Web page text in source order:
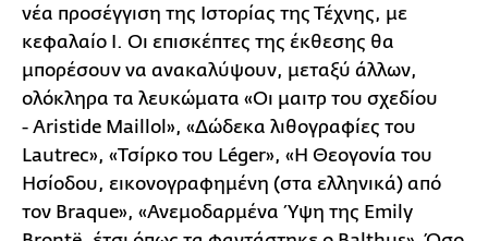
νέα προσέγγιση της Ιστορίας της Τέχνης, με
κεφαλαίο Ι. Οι επισκέπτες της έκθεσης θα
μπορέσουν να ανακαλύψουν, μεταξύ άλλων,
ολόκληρα τα λευκώματα «Οι μαιτρ του σχεδίου
- Aristide Maillol», «Δώδεκα λιθογραφίες του
Lautrec», «Τσίρκο του Léger», «Η Θεογονία του
Ησίοδου, εικονογραφημένη (στα ελληνικά) από
τον Braque», «Ανεμοδαρμένα Ύψη της Emily